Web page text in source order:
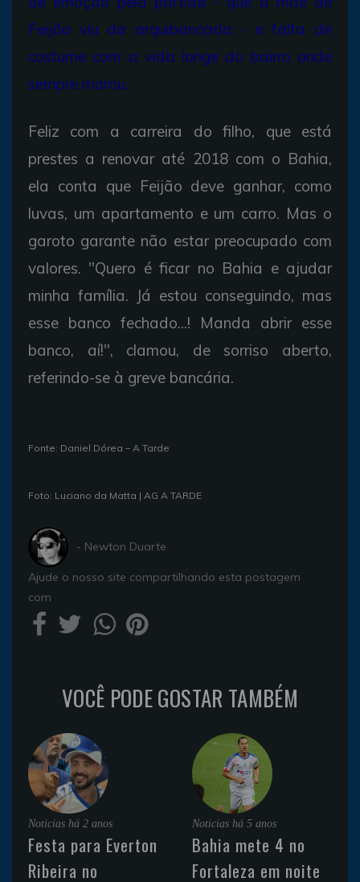
Feijão viu da arquibancada - e falta de
costume com a vida longe do bairro onde
sempre morou.
Feliz com a carreira do filho, que está
prestes a renovar até 2018 com o Bahia,
ela conta que Feijão deve ganhar, como
luvas, um apartamento e um carro. Mas o
garoto garante não estar preocupado com
valores. "Quero é ficar no Bahia e ajudar
minha família. Já estou conseguindo, mas
esse banco fechado...! Manda abrir esse
banco, aí!", clamou, de sorriso aberto,
referindo-se à greve bancária.
Fonte: Daniel Dórea – A Tarde
Foto: Luciano da Matta | AG A TARDE
- Newton Duarte
Ajude o nosso site compartilhando esta postagem
com
VOCÊ PODE GOSTAR TAMBÉM
Noticias há 2 anos
Festa para Everton
Ribeira no
Noticias há 5 anos
Bahia mete 4 no
Fortaleza em noite